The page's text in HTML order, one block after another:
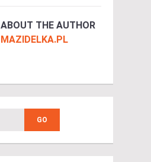
ABOUT THE AUTHOR
MAZIDELKA.PL